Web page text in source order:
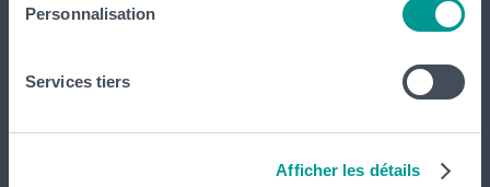
Personnalisation
Services tiers
Afficher les détails
Inscriptions